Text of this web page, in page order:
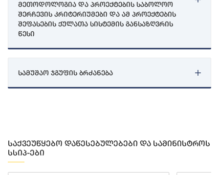
მეთოდოლოგია და პროექტების საბოლოო
შერჩევის კრიტერიუმები და ამ პროექტების
შეფასების ქულათა სისტემის განსაზღვრის
წესი
სამუშაო ჯგუფის ბრძანება
საქვეუწყებო დაწესებულებები და სამინისტროს
სსიპ-ები